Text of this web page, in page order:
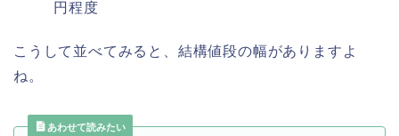
円程度
こうして並べてみると、結構値段の幅がありますよ
ね。
あわせて読みたい